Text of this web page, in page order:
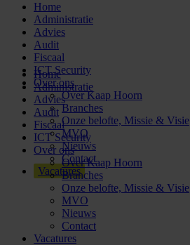
Home
Administratie
Advies
Audit
Fiscaal
ICT Security
Over ons
Over Kaap Hoorn
Branches
Onze belofte, Missie & Visie
MVO
Nieuws
Contact
Vacatures
Home
Administratie
Advies
Audit
Fiscaal
ICT Security
Over ons
Over Kaap Hoorn
Branches
Onze belofte, Missie & Visie
MVO
Nieuws
Contact
Vacatures